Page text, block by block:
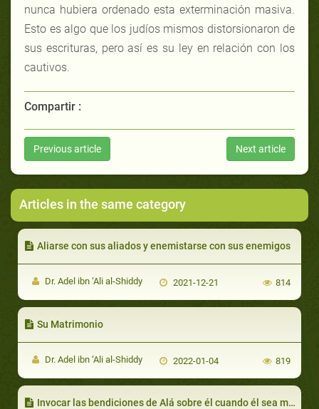
nunca hubiera ordenado esta exterminación masiva.
Esto es algo que los judíos mismos distorsionaron de
sus escrituras, pero así es su ley en relación con los
cautivos.
Compartir :
Previous article Next article
Articles in the same category
Aliarse con sus aliados y enemistarse con sus enemigos
Dr. Adel ibn ‘Ali al-Shiddy 2021-12-21 814
Su Matrimonio
Dr. Adel ibn ‘Ali al-Shiddy 2022-01-04 819
Invocar las bendiciones de Alá sobre él cuando él sea mencionado